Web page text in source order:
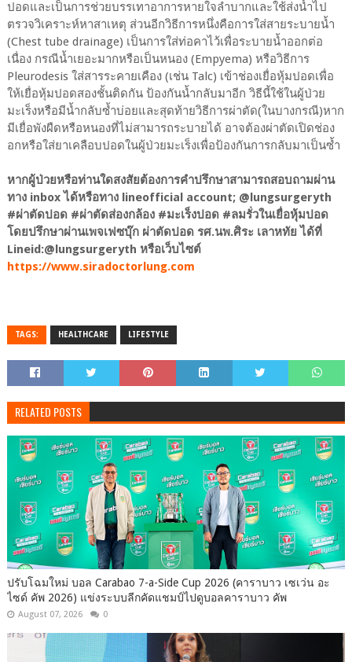
ปอดและเป็นการช่วยบรรเทาอาการหายใจลำบากและใช้ส่งน้ำไป
ตรวจวิเคราะห์หาสาเหตุ ส่วนอีกวิธีการหนึ่งคือการใส่สายระบายน้ำ
(Chest tube drainage) เป็นการใส่ท่อคาไว้เพื่อระบายน้ำออกต่อ
เนื่อง กรณีน้ำเยอะมากหรือเป็นหนอง (Empyema) หรือวิธีการ
Pleurodesis ใส่สารระคายเคือง (เช่น Talc) เข้าช่องเยื่อหุ้มปอดเพื่อ
ให้เยื่อหุ้มปอดสองชั้นติดกัน ป้องกันน้ำกลับมาอีก วิธีนี้ใช้ในผู้ป่วย
มะเร็งหรือมีน้ำกลับซ้ำบ่อยและสุดท้ายวิธีการผ่าตัด(ในบางกรณี)หาก
มีเยื่อพังผืดหรือหนองที่ไม่สามารถระบายได้ อาจต้องผ่าตัดเปิดช่อง
อกหรือใส่ยาเคลือบปอดในผู้ป่วยมะเร็งเพื่อป้องกันการกลับมาเป็นซ้ำ
หากผู้ป่วยหรือท่านใดสงสัยต้องการคำปรึกษาสามารถสอบถามผ่าน
ทาง inbox ได้หรือทาง lineofficial account; @lungsurgeryth
#ผ่าตัดปอด #ผ่าตัดส่องกล้อง #มะเร็งปอด #ลมรั่วในเยื่อหุ้มปอด
โดยปรึกษาผ่านเพจเฟซบุ๊ก ผ่าตัดปอด รศ.นพ.ศิระ เลาหทัย ได้ที่
Lineid:@lungsurgeryth หรือเว็บไซต์
https://www.siradoctorlung.com
TAGS: HEALTHCARE LIFESTYLE
RELATED POSTS
ปรับโฉมใหม่ บอล Carabao 7-a-Side Cup 2026 (คาราบาว เซเว่น อะ
ไซด์ คัพ 2026) แข่งระบบลีกคัดแชมป์ไปดูบอลคาราบาว คัพ
August 07, 2026 0